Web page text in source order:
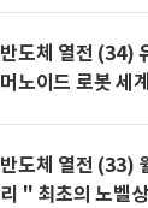
반도체 열전 (34)
머노이드 로봇 세
반도체 열전 (33)
리 " 최초의 노벨